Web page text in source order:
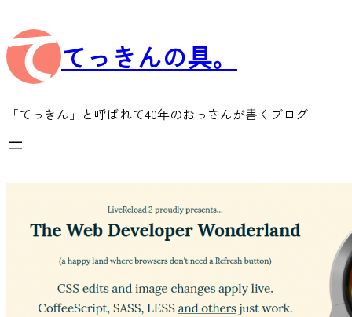
容
を
ス
ッ
てっきんの具。
「てっきん」と呼ばれて40年のおっさんが書くブログ